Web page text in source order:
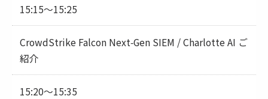
15:15～15:25
CrowdStrike Falcon Next‑Gen SIEM / Charlotte AI ご
紹介
15:20～15:35